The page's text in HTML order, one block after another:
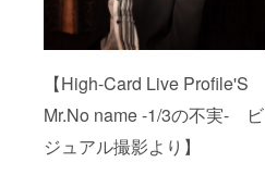
【High-Card Live Profile'S
Mr.No name -1/3の不実- ビ
ジュアル撮影より】